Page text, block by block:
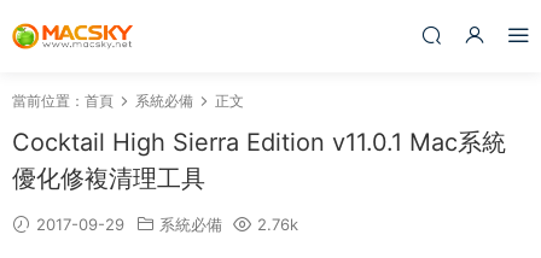
當前位置： 首頁 系統必備 正文
Cocktail High Sierra Edition v11.0.1 Mac系統
優化修複清理工具
2017-09-29 系統必備 2.76k